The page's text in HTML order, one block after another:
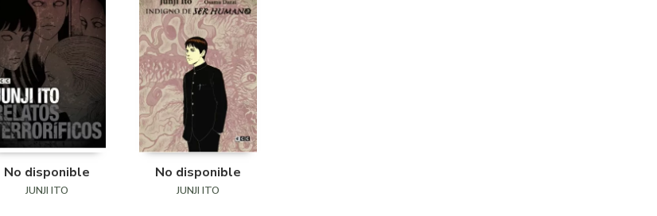
No disponible
JUNJI ITO
No disponible
JUNJI ITO